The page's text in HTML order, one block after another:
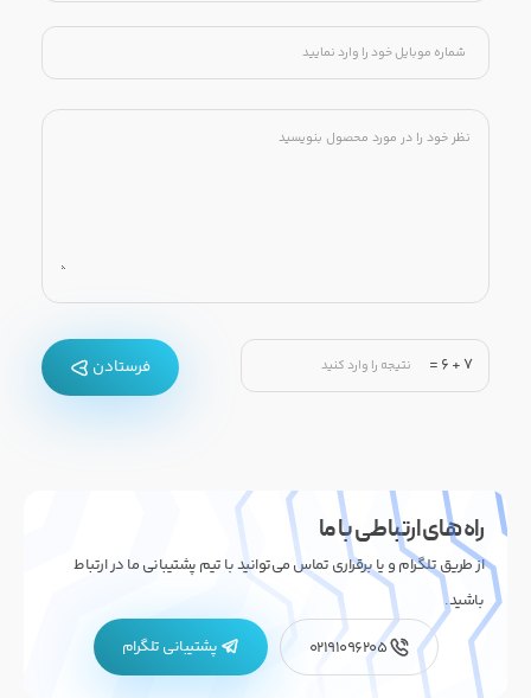
7
+
6
= فرستادن
راه های ارتباطی با ما
از طریق تلگرام و یا برقراری تماس می‌توانید با تیم پشتیبانی ما در ارتباط
باشید.
02191096205
پشتیبانی تلگرام